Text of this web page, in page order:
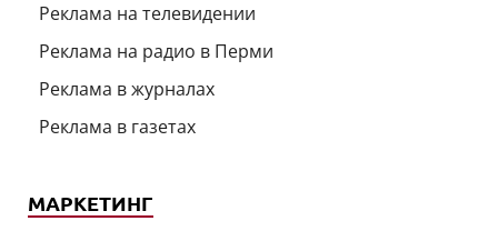
Реклама на телевидении
Реклама на радио в Перми
Реклама в журналах
Реклама в газетах
МАРКЕТИНГ